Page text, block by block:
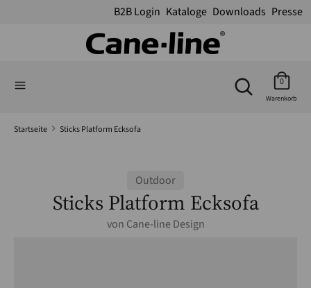
B2B Login Kataloge Downloads Presse
Suchen
unserem
Warenkorb
0
Shop
Startseite Sticks Platform Ecksofa
Outdoor
Sticks Platform Ecksofa
von Cane-line Design